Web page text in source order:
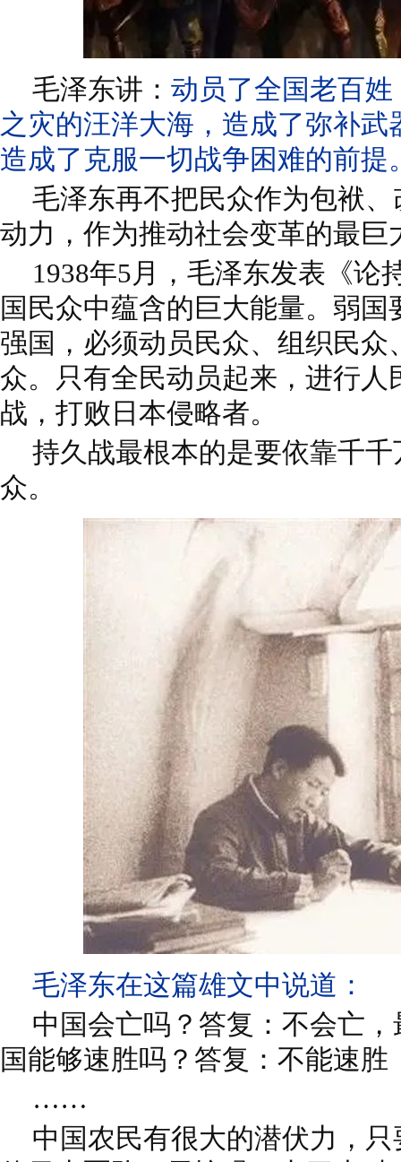
毛泽东讲： 动员了全国老百
之灾的汪洋大海，造成了弥补
造成了克服一切战争困难的前提
毛泽东再不把民众作为包袱
动力，作为推动社会变革的最巨
1938年5月，毛泽东发表《论
国民众中蕴含的巨大能量。弱
强国，必须动员民众、组织民众
众。只有全民动员起来，进行人
战，打败日本侵略者。
持久战最根本的是要依靠千
众。
毛泽东在这篇雄文中说道：
中国会亡吗？答复：不会亡
国能够速胜吗？答复：不能速
……
中国农民有很大的潜伏力，